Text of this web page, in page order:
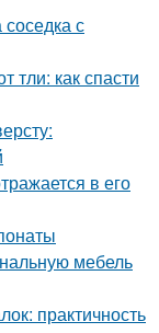
с
тли: как спасти
в его
мебель
практичность